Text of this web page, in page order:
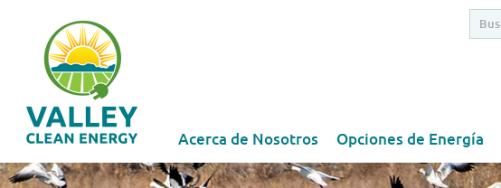
Acerca de Nosotros Opciones de Energía